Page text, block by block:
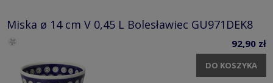
Miska ø 14 cm V 0,45 L Bolesławiec GU971DEK8
92,90 zł
DO KOSZYKA